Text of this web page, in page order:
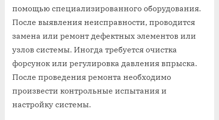
помощью специализированного оборудования.
После выявления неисправности, проводится
замена или ремонт дефектных элементов или
узлов системы. Иногда требуется очистка
форсунок или регулировка давления впрыска.
После проведения ремонта необходимо
произвести контрольные испытания и
настройку системы.